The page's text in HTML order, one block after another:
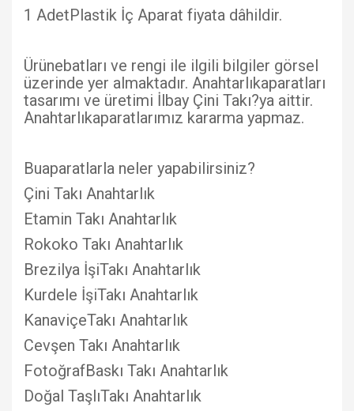
1 AdetPlastik İç Aparat fiyata dâhildir.
Ürünebatları ve rengi ile ilgili bilgiler görsel
üzerinde yer almaktadır. Anahtarlıkaparatları
tasarımı ve üretimi İlbay Çini Takı?ya aittir.
Anahtarlıkaparatlarımız kararma yapmaz.
Buaparatlarla neler yapabilirsiniz?
Çini Takı Anahtarlık
Etamin Takı Anahtarlık
Rokoko Takı Anahtarlık
Brezilya İşiTakı Anahtarlık
Kurdele İşiTakı Anahtarlık
KanaviçeTakı Anahtarlık
Cevşen Takı Anahtarlık
FotoğrafBaskı Takı Anahtarlık
Doğal TaşlıTakı Anahtarlık